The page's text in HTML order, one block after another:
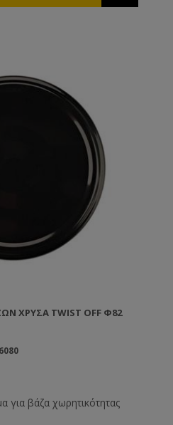
ΧΡΥΣΆ TWIST OFF Φ82
για βάζα χωρητικότητας